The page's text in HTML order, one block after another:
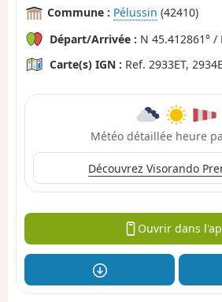
Commune : Pélussin (42410)
Départ/Arrivée : N 45.412861° /
Carte(s) IGN : Ref. 2933ET,
Météo détaillée heure
Découvrez Visorando
Ouvrir dans